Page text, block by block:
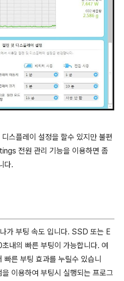
스플레이 설정을 할수 있지만 불편
전원 관리 기능을 이용하면 좀
다.
가 부팅 속도 입니다. SSD 또는 E
내의 빠른 부팅이 가능합니다. 여
른 부팅 효과를 누릴수 있습니
이용하여 부팅시 실행되는 프로그